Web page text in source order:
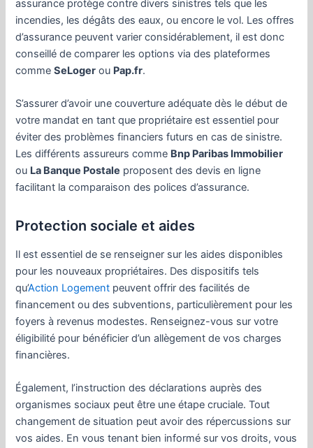
assurance protège contre divers sinistres tels que les
incendies, les dégâts des eaux, ou encore le vol. Les offres
d’assurance peuvent varier considérablement, il est donc
conseillé de comparer les options via des plateformes
commeSeLoger ou Pap.fr.
S’assurer d’avoir une couverture adéquate dès le début de
votre mandat en tant que propriétaire est essentiel pour
éviter des problèmes financiers futurs en cas de sinistre.
Les différents assureurs comme Bnp Paribas Immobilier
ou La Banque Postale proposent des devis en ligne
facilitant la comparaison des polices d’assurance.
Protection sociale et aides
Il est essentiel de se renseigner sur les aides disponibles
pour les nouveaux propriétaires. Des dispositifs tels
qu’Action Logement peuvent offrir des facilités de
financement ou des subventions, particulièrement pour les
foyers à revenus modestes. Renseignez-vous sur votre
éligibilité pour bénéficier d’un allègement de vos charges
financières.
Également, l’instruction des déclarations auprès des
organismes sociaux peut être une étape cruciale. Tout
changement de situation peut avoir des répercussions sur
vos aides. En vous tenant bien informé sur vos droits, vous